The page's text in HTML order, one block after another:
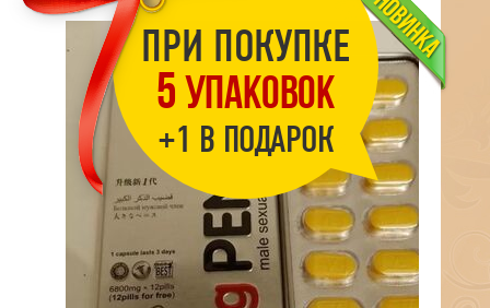
ПРИ ПОКУПКЕ
5УПАКОВОК
+1 В ПОДАРОК